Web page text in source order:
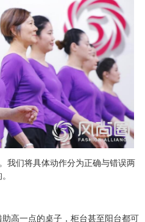
们将具体动作分为正确与错误两
高一点的桌子，柜台甚至阳台都可